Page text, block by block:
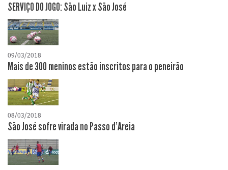
SERVIÇO DO JOGO: São Luiz x São José
09/03/2018
Mais de 300 meninos estão inscritos para o peneirão
08/03/2018
São José sofre virada no Passo d'Areia